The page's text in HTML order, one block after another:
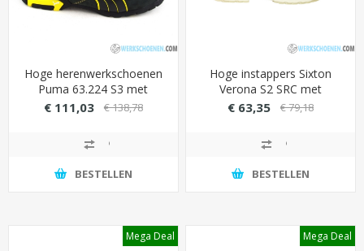
Hoge herenwerkschoenen
Puma 63.224 S3 met
aluminium veiligheidsneus -
€ 111,03 € 138,78
BESTELLEN
Hoge instappers Sixton
Verona S2 SRC met
antibacteriële
€ 63,35 € 79,18
BESTELLEN
Mega Deal Mega Deal